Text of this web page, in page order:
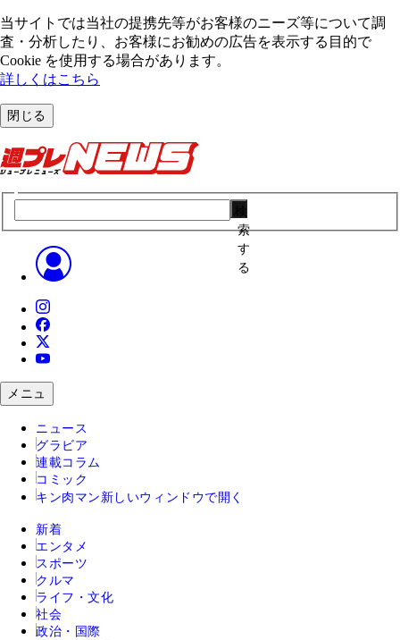
当サイトでは当社の提携先等がお客様のニーズ等について調
査・分析したり、お客様にお勧めの広告を表⽰する⽬的で
Cookie を使⽤する場合があります。
詳しくはこちら
閉じる
索
す
る
メニュ
ニュース
グラビア
連載コラム
コミック
キン肉マン 新しいウィンドウで開く
新着
エンタメ
スポーツ
クルマ
ライフ・文化
社会
政治・国際